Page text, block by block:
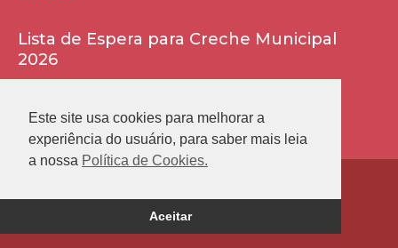
Lista de Espera para Creche Municipal
2026
Este site usa cookies para melhorar a
experiência do usuário, para saber mais leia
a nossa Política de Cookies.
Aceitar